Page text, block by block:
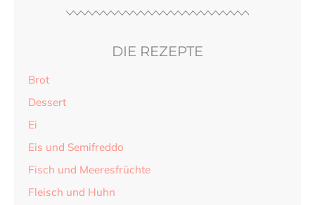
DIE REZEPTE
Brot
Dessert
Ei
Eis und Semifreddo
Fisch und Meeresfrüchte
Fleisch und Huhn